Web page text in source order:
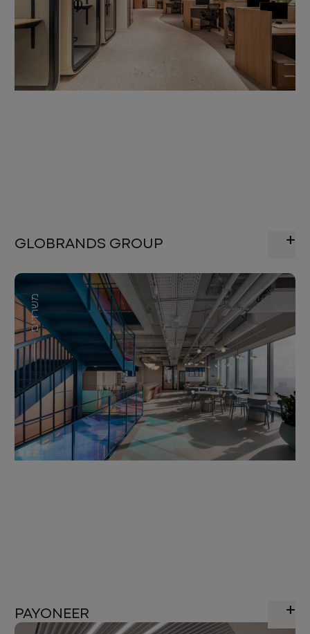
GLOBRANDS GROUP
משרדים
PAYONEER